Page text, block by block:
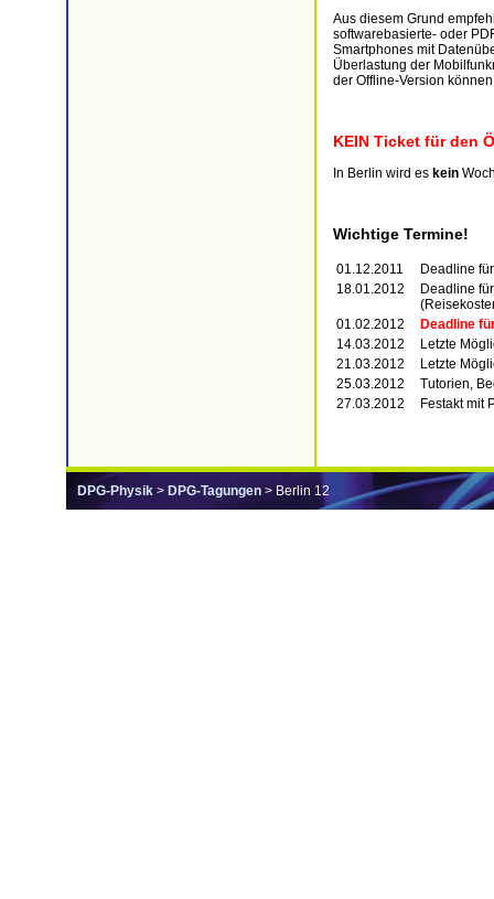
Aus diesem Grund
softwarebasierte- oder
Smartphones mit
Überlastung der
der Offline-Version
KEIN Ticket für den
In Berlin wird es kein
Wichtige Termine!
01.12.2011
Deadline
18.01.2012
Deadline
01.02.2012
Deadline
14.03.2012
Letzte
21.03.2012
Letzte
25.03.2012
Tutorien,
27.03.2012
Festakt mit
DPG-Physik > DPG-Tagungen > Berlin 12